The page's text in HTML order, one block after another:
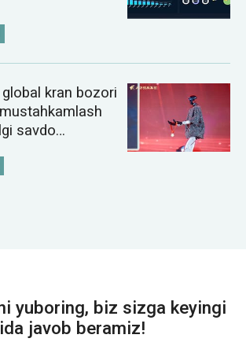
kran bozori
savdo
yuboring, biz sizga keyingi
javob beramiz!